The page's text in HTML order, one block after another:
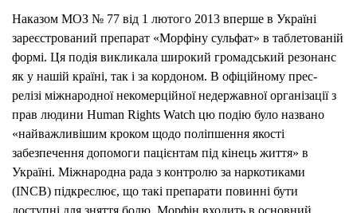
Наказом МОЗ № 77 від 1 лютого 2013 вперше в Україні
зареєстрований препарат «Морфіну сульфат» в таблетованій
формі. Ця подія викликала широкий громадський резонанс
як у нашій країні, так і за кордоном. В офіційному прес-
релізі міжнародної некомерційної недержавної організації з
прав людини Human Rights Watch цю подію було названо
«найважливішим кроком щодо поліпшення якості
забезпечення допомоги пацієнтам під кінець життя» в
Україні. Міжнародна рада з контролю за наркотиками
(INCB) підкреслює, що такі препарати повинні бути
доступні для зняття болю. Морфін входить в основний